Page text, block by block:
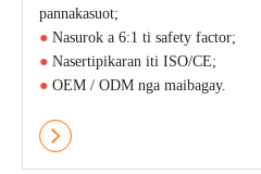
pannakasuot;
● Nasurok a 6:1 ti safety factor;
● Nasertipikaran iti ISO/CE;
● OEM / ODM nga maibagay.